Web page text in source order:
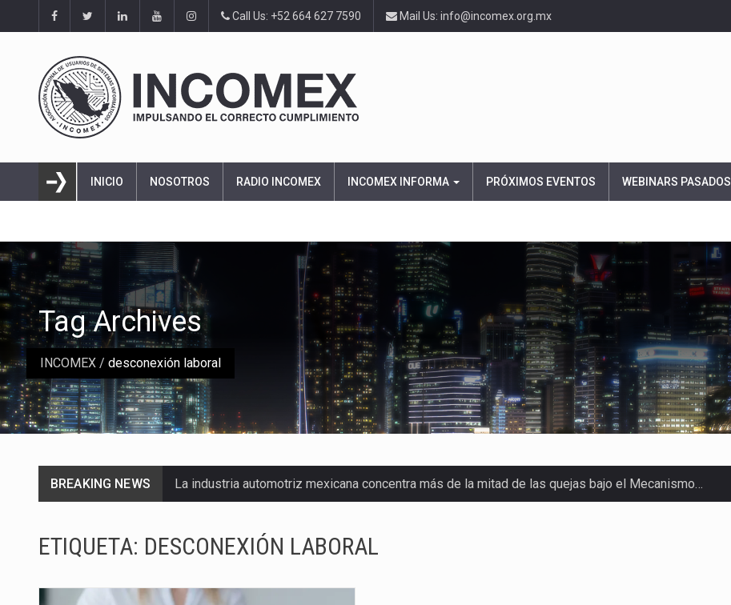
Call Us: +52 664 627 7590 Mail Us: info@incomex.org.mx
INICIO NOSOTROS RADIO INCOMEX INCOMEX INFORMA PRÓXIMOS EVENTOS WEBINARS PASADOS
INCOMEX / desconexión laboral
Tag Archives
BREAKING NEWS La industria automotriz mexicana concentra más de la mitad de las quejas bajo el Mecanismo…
El gobierno de Estados Unidos anunciará un arancel del 15 % sobre los productos fabricados…
El Departamento de Agricultura de Estados Unidos (USDA) suspendió el 5 de agosto de 2026…
ETIQUETA: DESCONEXIÓN LABORAL